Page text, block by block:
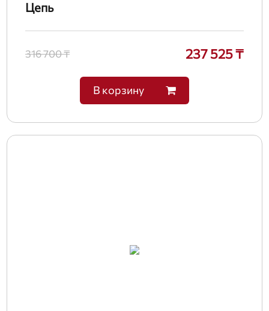
Цепь
316 700 ₸ 237 525 ₸
В корзину